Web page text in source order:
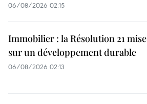
06/08/2026 02:15
Immobilier : la Résolution 21 mise
sur un développement durable
06/08/2026 02:13